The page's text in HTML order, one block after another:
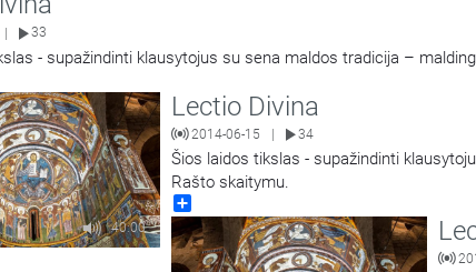
33
- supažindinti klausytojus su sena maldos tradicija –
40:00
Lectio Divina
2014-06-15 34
Šios laidos tikslas - supažindinti
Rašto skaitymu.